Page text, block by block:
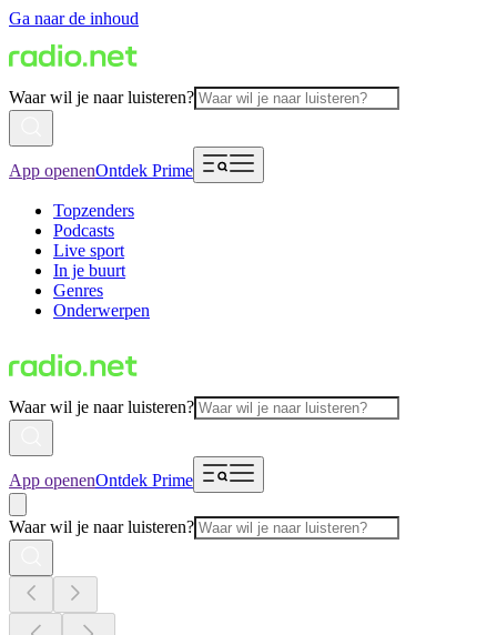
Ga naar de inhoud
Waar wil je naar luisteren?
App openenOntdek Prime
Topzenders
Podcasts
Live sport
In je buurt
Genres
Onderwerpen
Waar wil je naar luisteren?
App openenOntdek Prime
Waar wil je naar luisteren?